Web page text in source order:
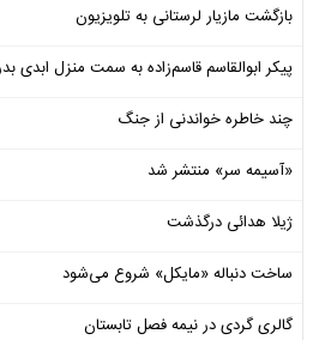
بازگشت مازیار لرستانی به تلویزیون
پیکر ابوالقاسم قاسم‌زاده به سمت منزل ابدی
چند خاطره خواندنی از جنگ
«آسیمه سر» منتشر شد
ژیلا هدائی درگذشت
ساخت دنباله «مایکل» شروع می‌شود
گالری گردی در نیمه فصل تابستان